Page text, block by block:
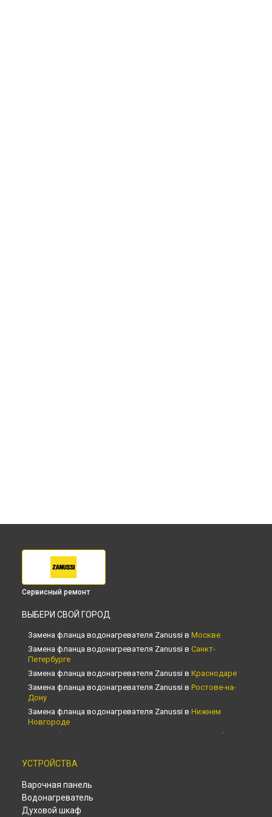
Сервисный ремонт
ВЫБЕРИ СВОЙ ГОРОД
Замена фланца водонагревателя Zanussi в Москве
Замена фланца водонагревателя Zanussi в Санкт-
Петербурге
Замена фланца водонагревателя Zanussi в Краснодаре
Замена фланца водонагревателя Zanussi в Ростове-на-
Дону
Замена фланца водонагревателя Zanussi в Нижнем
Новгороде
Замена фланца водонагревателя Zanussi в
Новосибирске
Замена фланца водонагревателя Zanussi в
Замена фланца водонагревателя Zanussi в
Замена фланца водонагревателя Zanussi в
УСТРОЙСТВА
Варочная панель
Водонагреватель
Духовой шкаф